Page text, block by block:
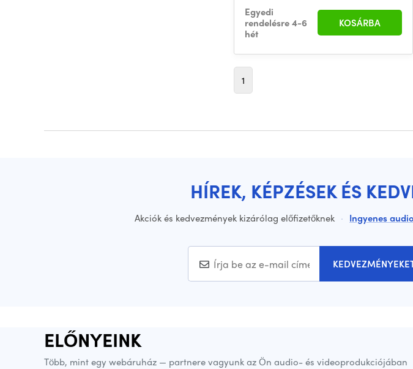
Egyedi
rendelésre 4-6
hét
KOSÁRBA
1
HÍREK, KÉPZÉSEK ÉS
Akciók és kedvezmények kizárólag előfizetőknek · Ingyenes
ELŐNYEINK
Több, mint egy webáruház — partnere vagyunk az Ön audio- és videoprodukciójában